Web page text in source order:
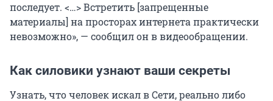
последует. <…> Встретить [запрещенные
материалы] на просторах интернета практически
невозможно», — сообщил он в видеообращении.
Как силовики узнают ваши секреты
Узнать, что человек искал в Сети, реально либо